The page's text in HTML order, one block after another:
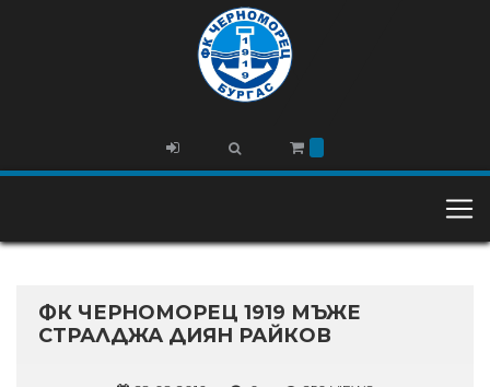
ФК ЧЕРНОМОРЕЦ 1919 МЪЖЕ
СТРАЛДЖА ДИЯН РАЙКОВ